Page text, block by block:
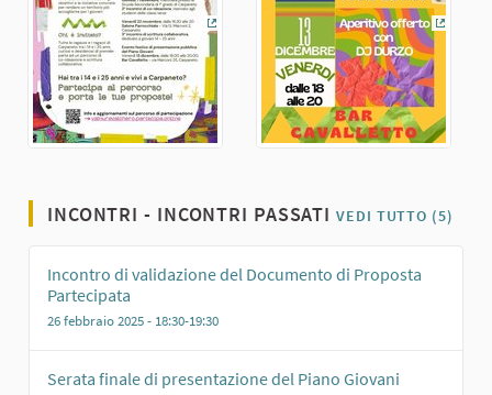
(Collegamento esterno)
INCONTRI - INCONTRI PASSATIVEDI TUTTO (5)
Incontro di validazione del Documento di Proposta
Partecipata
26 febbraio 2025 - 18:30-19:30
Serata finale di presentazione del Piano Giovani